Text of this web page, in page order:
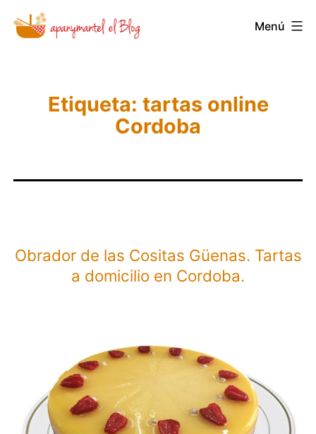
Saltar
Novedades
Menú
Etiqueta: tartas online
Cordoba
Obrador de las Cositas Güenas. Tartas
a domicilio en Cordoba.